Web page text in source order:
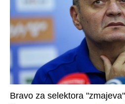
Bravo za selektora